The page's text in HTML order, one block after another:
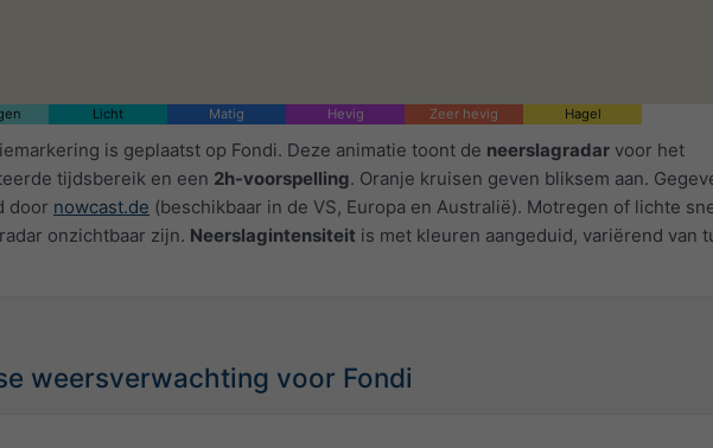
Licht Matig Hevig Zeer hevig Hagel
is geplaatst op Fondi. Deze animatie toont de neerslagradar voor het
tijdsbereik en een 2h-voorspelling. Oranje kruisen geven bliksem aan.
door nowcast.de (beschikbaar in de VS, Europa en Australië). Motregen of lichte
onzichtbaar zijn. Neerslagintensiteit is met kleuren aangeduid, variërend van
weersverwachting voor Fondi